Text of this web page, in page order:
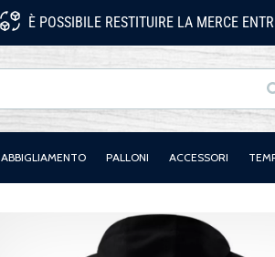
È POSSIBILE RESTITUIRE LA MERCE
ABBIGLIAMENTO PALLONI ACCESSORI